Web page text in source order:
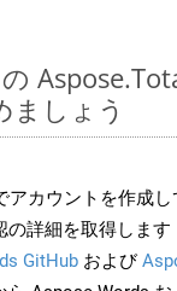
ましょう
アカウントを作成し
の詳細を取得します
GitHub および